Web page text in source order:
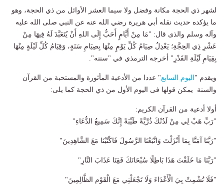
لشهر ذي الحجة مكانة وفضل ولا سيما العشر الأوائل من ذي الحجة، وهو
ما يؤكده حديث نقله أبي هريرة رضي الله عنه عن النبي صلى الله عليه
وآله وسلم والذى قال: "مَا مِنْ أَيَّامٍ أَحَبُّ إِلَى اللهِ أَنْ يُتَعَبَّدَ لَهُ فِيهَا مِنْ
عَشْرِ ذِي الحِجَّةِ؛ يَعْدِلُ صِيَامُ كُلِّ يَوْمٍ مِنْهَا بِصِيَامِ سَنَةٍ، وَقِيَامُ كُلِّ لَيْلَةٍ مِنْهَا
بِقِيَامِ لَيْلَةِ القَدْرِ" أخرجه الترمذي في "سننه".
ويقدم "اليوم السابع" عددا من الأدعية المأثورة والمستحبة من القرآن
والسنة يمكن قولها فى اليوم الأول من ذي الحجة كما يلى:
أولا أدعية من القرآن الكريم:
"رَبِّ هَبْ لِي مِنْ لَدُنْكَ ذُرِّيَّةً طَيِّبَةً إِنَّكَ سَمِيعُ الدُّعَاءِ"
"رَبَّنَا آمَنَّا بِمَا أَنْزَلْتَ وَاتَّبَعْنَا الرَّسُولَ فَاكْتُبْنَا مَعَ الشَّاهِدِينَ"
"رَبَّنَا مَا خَلَقْتَ هَذَا بَاطِلًا سُبْحَانَكَ فَقِنَا عَذَابَ النَّارِ"
"فَلَا تُشْمِتْ بِيَ الْأَعْدَاءَ وَلَا تَجْعَلْنِي مَعَ الْقَوْمِ الظَّالِمِينَ"